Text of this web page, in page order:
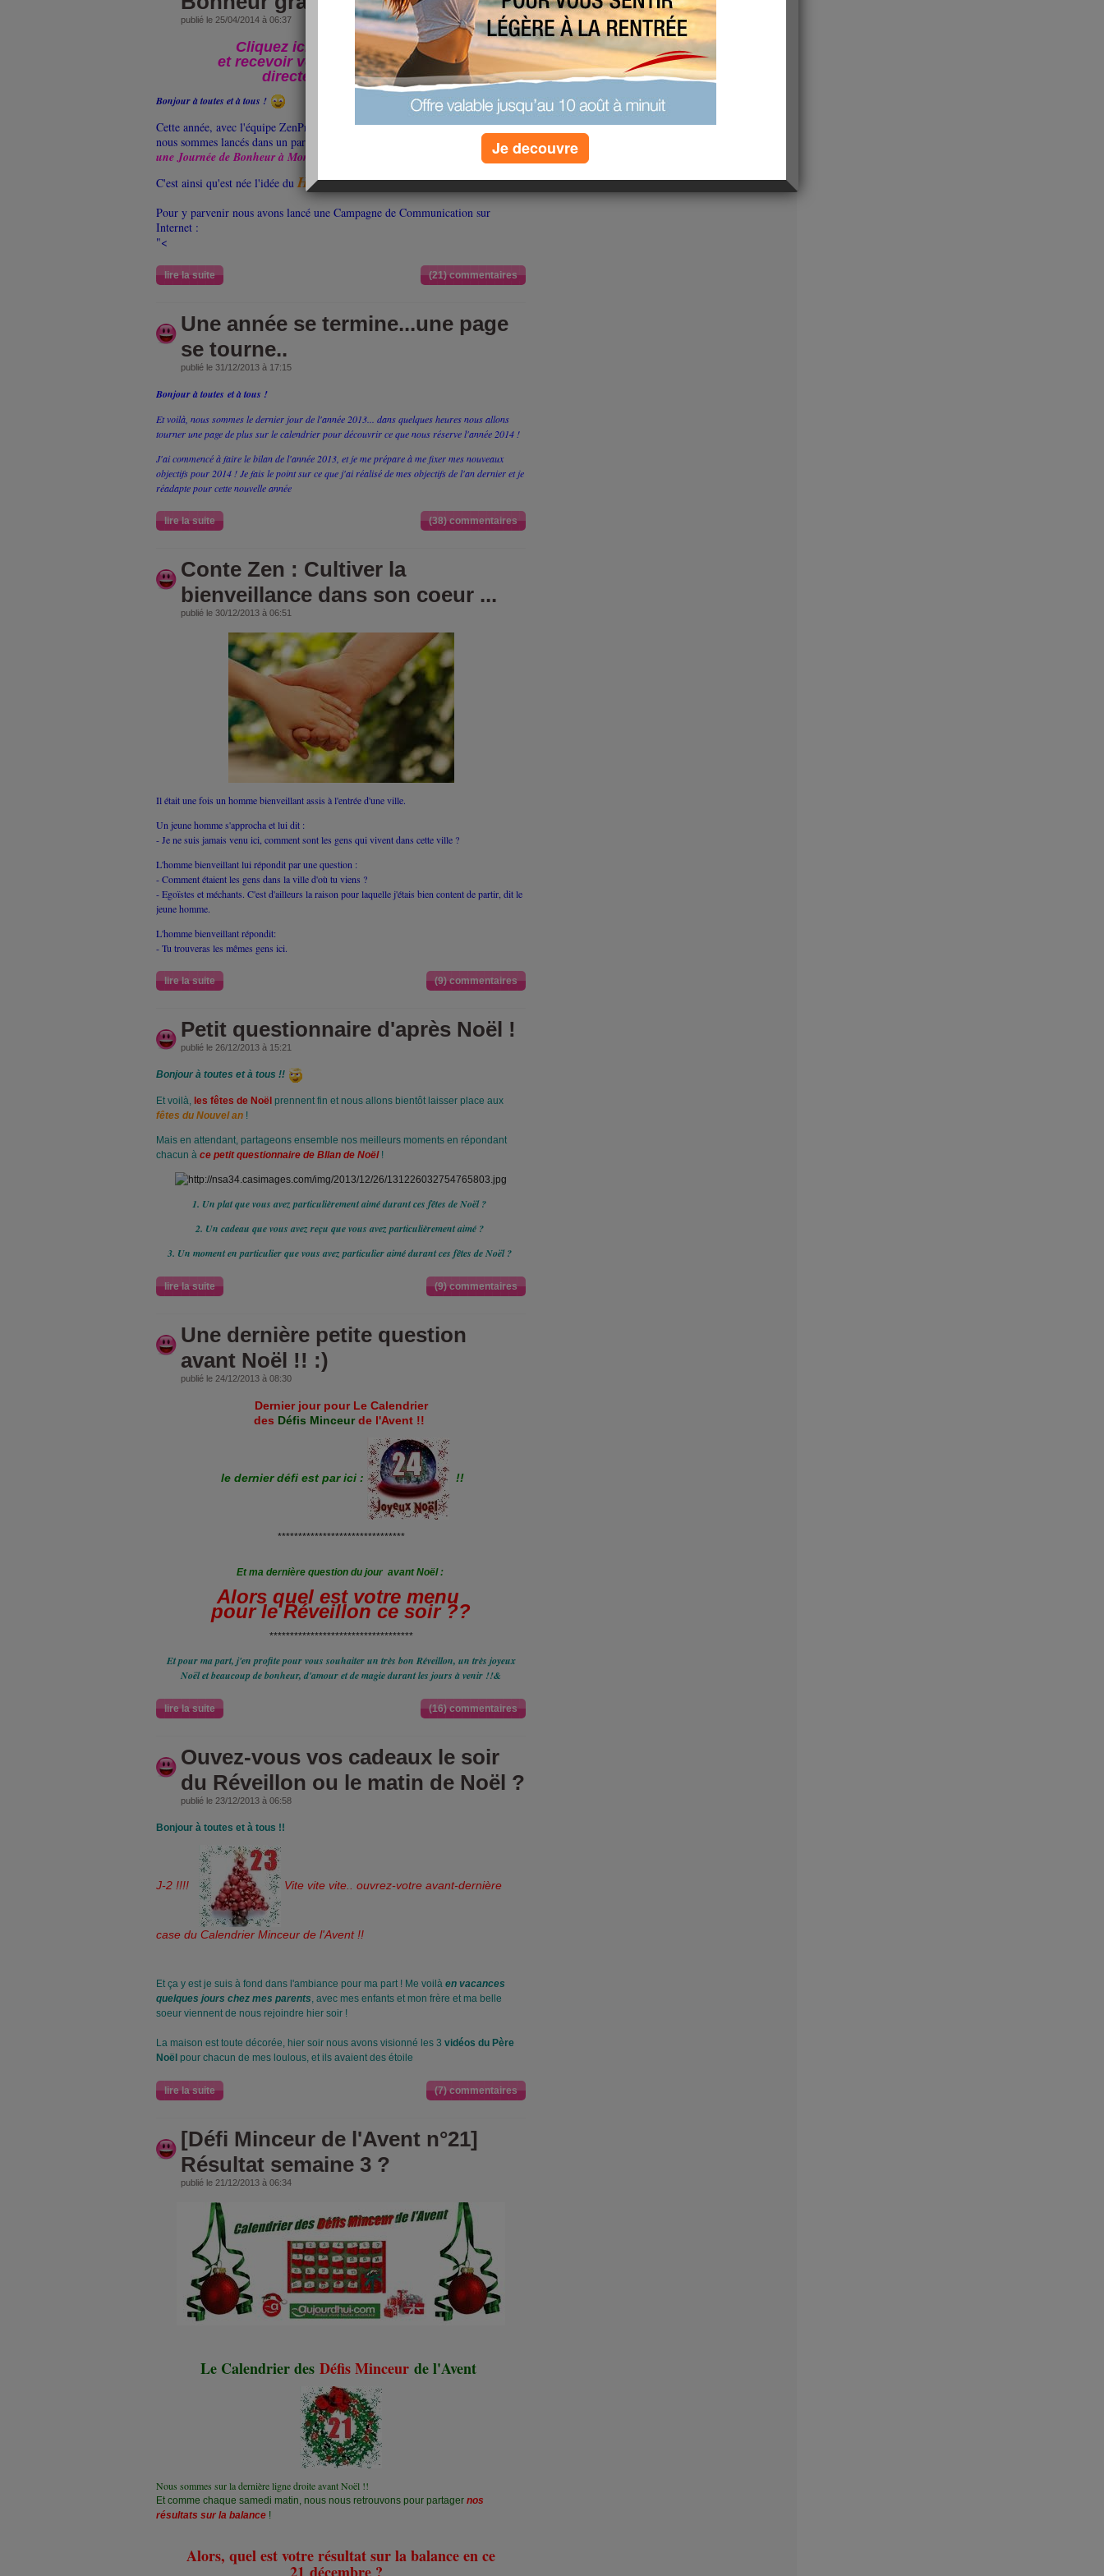
publié le 25/04/2014 à 06:37
Cliquez ici pour vous inscrire
et recevoir vos vidéos chaque jour
directement par mail !
Bonjour à toutes et à tous !
Cette année, avec l'équipe ZenPro et le Réseau des Ateliers du Bonheur, nous
nous sommes lancés dans un pari un fou :
Regrouper 1000 personnes durant
une Journée de Bonheur à Montpellier
C'est ainsi qu'est née l'idée duHappy1000!
Pour y parvenir nous avons lancé une Campagne de Communication sur
Internet :
"<
lire la suite (21) commentaires
Une année se termine...une page
se tourne..
publié le 31/12/2013 à 17:15
Bonjour à toutes et à tous !
Et voilà, nous sommes le dernier jour de l'année 2013... dans quelques heures nous allons
tourner une page de plus sur le calendrier pour découvrir ce que nous réserve l'année 2014 !
J'ai commencé à faire le bilan de l'année 2013, et je me prépare à me fixer mes nouveaux
objectifs pour 2014 ! Je fais le point sur ce que j'ai réalisé de mes objectifs de l'an dernier et je
réadapte pour cette nouvelle année
lire la suite (38) commentaires
Conte Zen : Cultiver la
bienveillance dans son coeur ...
publié le 30/12/2013 à 06:51
Il était une fois un homme bienveillant assis à l'entrée d'une ville.
Un jeune homme s'approcha et lui dit :
- Je ne suis jamais venu ici, comment sont les gens qui vivent dans cette ville ?
L'homme bienveillant lui répondit par une question :
- Comment étaient les gens dans la ville d'où tu viens ?
- Egoïstes et méchants. C'est d'ailleurs la raison pour laquelle j'étais bien content de partir, dit le
jeune homme.
L'homme bienveillant répondit:
- Tu trouveras les mêmes gens ici.
lire la suite (9) commentaires
Petit questionnaire d'après Noël !
publié le 26/12/2013 à 15:21
Bonjour à toutes et à tous !!
Et voilà, les fêtes de Noël prennent fin et nous allons bientôt laisser place aux
fêtes du Nouvel an !
Mais en attendant, partageons ensemble nos meilleurs moments en répondant
chacun à ce petit questionnaire de BIlan de Noël!
1. Un plat que vous avez particulièrement aimé durant ces fêtes de Noël ?
2. Un cadeau que vous avez reçu que vous avez particulièrement aimé ?
3. Un moment en particulier que vous avez particulier aimé durant ces fêtes de Noël ?
lire la suite (9) commentaires
Une dernière petite question
avant Noël !! :)
publié le 24/12/2013 à 08:30
Dernier jour pour Le Calendrier
des Défis Minceurde l'Avent !!
le dernier défi est par ici : !!
*******************************
Et ma dernière question du jour avant Noël :
Alors quel est votre menu
pour le Réveillon ce soir ??
***********************************
Et pour ma part, j'en profite pour vous souhaiter un très bon Réveillon, un très joyeux
Noël et beaucoup de bonheur, d'amour et de magie durant les jours à venir !!&
lire la suite (16) commentaires
Ouvez-vous vos cadeaux le soir
du Réveillon ou le matin de Noël ?
publié le 23/12/2013 à 06:58
Bonjour à toutes et à tous !!
J-2 !!!! Vite vite vite.. ouvrez-votre avant-dernière
case du Calendrier Minceur de l'Avent !!
Et ça y est je suis à fond dans l'ambiance pour ma part ! Me voilà en vacances
quelques jours chez mes parents, avec mes enfants et mon frère et ma belle
soeur viennent de nous rejoindre hier soir !
La maison est toute décorée, hier soir nous avons visionné les 3 vidéos du Père
Noël pour chacun de mes loulous, et ils avaient des étoile
lire la suite (7) commentaires
[Défi Minceur de l'Avent n°21]
Résultat semaine 3 ?
publié le 21/12/2013 à 06:34
Le Calendrier des Défis Minceur de l'Avent
Nous sommes sur la dernière ligne droite avant Noël !!
Et comme chaque samedi matin, nous nous retrouvons pour partager nos
résultats sur la balance !
Alors, quel est votre résultat sur la balance en ce
Je decouvre